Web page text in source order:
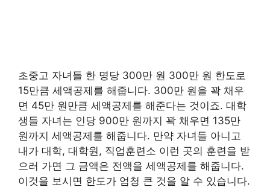
초중고 자녀들 한 명당 300만 원 300만 원 한도로
15만큼 세액공제를 해줍니다. 300만 원을 꽉 채우
면 45만 원만큼 세액공제를 해준다는 것이죠. 대학
생들 자녀는 인당 900만 원까지 꽉 채우면 135만
원까지 세액공제를 해줍니다. 만약 자녀들 아니고
내가 대학, 대학원, 직업훈련소 이런 곳의 훈련을 받
으러 가면 그 금액은 전액을 세액공제를 해줍니다.
이것을 보시면 한도가 엄청 큰 것을 알 수 있습니다.